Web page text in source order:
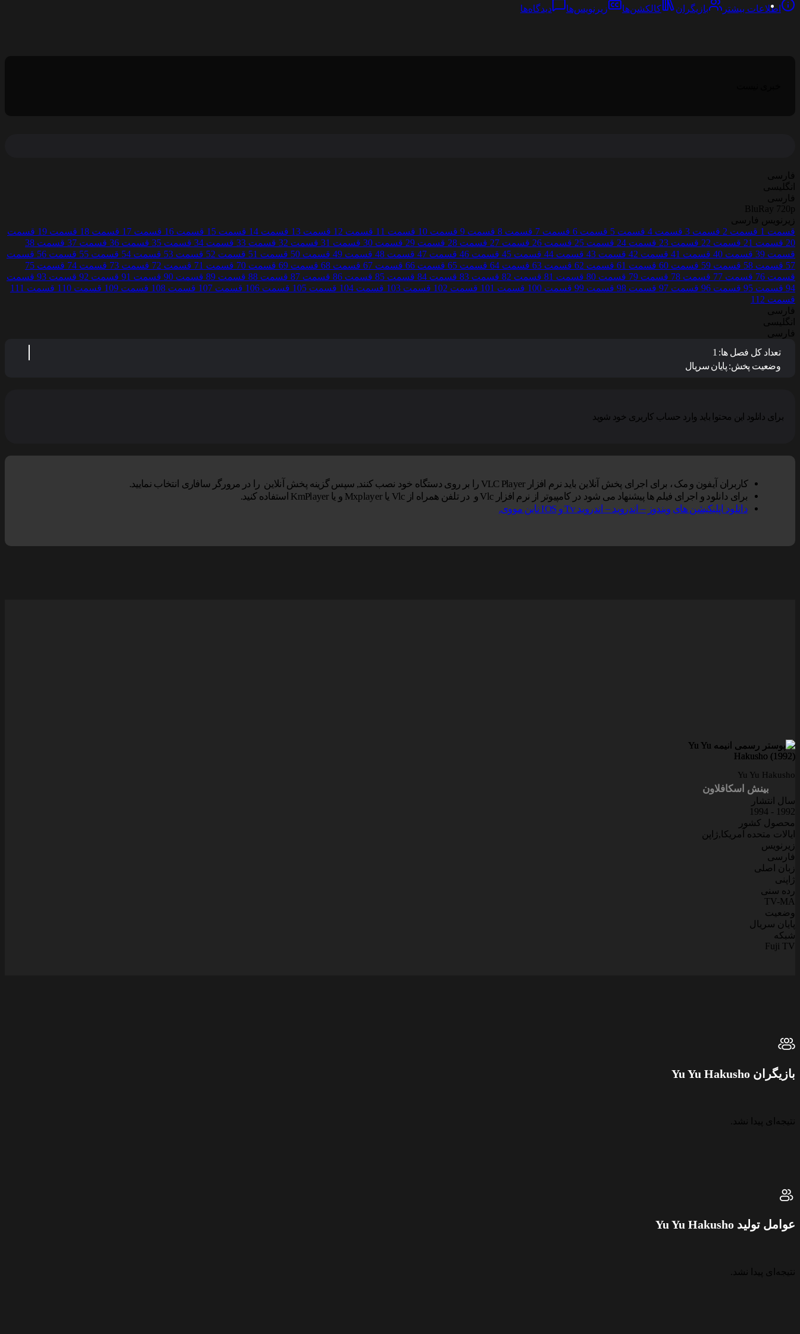
اطلاعات بیشتر بازیگران کالکشن‌ها زیرنویس‌ها دیدگاه‌ها
فارسی
انگلیسی
فارسی
BluRay 720p
زیرنویس فارسی
قسمت 1
قسمت 2 قسمت 3 قسمت 4 قسمت 5 قسمت 6 قسمت 7 قسمت 8 قسمت 9 قسمت 10 قسمت 11 قسمت 12 قسمت 13 قسمت 14 قسمت 15 قسمت 16 قسمت 17 قسمت 18 قسمت 19
قسمت
20 قسمت 21 قسمت 22 قسمت 23 قسمت 24 قسمت 25 قسمت 26 قسمت 27 قسمت 28 قسمت 29 قسمت 30 قسمت 31 قسمت 32 قسمت 33 قسمت 34 قسمت 35 قسمت 36 قسمت 37
قسمت 38
قسمت 39
قسمت 40 قسمت 41 قسمت 42 قسمت 43 قسمت 44 قسمت 45 قسمت 46 قسمت 47 قسمت 48 قسمت 49 قسمت 50 قسمت 51 قسمت 52 قسمت 53 قسمت 54 قسمت 55 قسمت 56
قسمت
57 قسمت 58 قسمت 59 قسمت 60 قسمت 61 قسمت 62 قسمت 63 قسمت 64 قسمت 65 قسمت 66 قسمت 67 قسمت 68 قسمت 69 قسمت 70 قسمت 71 قسمت 72 قسمت 73 قسمت 74
قسمت 75
قسمت 76
قسمت 77 قسمت 78 قسمت 79 قسمت 80 قسمت 81 قسمت 82 قسمت 83 قسمت 84 قسمت 85 قسمت 86 قسمت 87 قسمت 88 قسمت 89 قسمت 90 قسمت 91 قسمت 92 قسمت 93
قسمت
94 قسمت 95 قسمت 96 قسمت 97 قسمت 98 قسمت 99 قسمت 100 قسمت 101 قسمت 102 قسمت 103 قسمت 104 قسمت 105 قسمت 106 قسمت 107 قسمت 108 قسمت 109 قسمت 110
قسمت 111
قسمت 112
فارسی
انگلیسی
فارسی
تعداد کل فصل ها: 1
وضعیت پخش: پایان سریال
برای دانلود این محتوا باید وارد حساب کاربری خود شوید
کاربران آیفون و مک ، برای اجرای پخش آنلاین باید نرم افزار VLC Player را بر روی دستگاه خود نصب کنند, سپس گزینه پخش آنلاین را در مرورگر سافاری انتخاب نمایید.
برای دانلود و اجرای فیلم ها پیشنهاد می شود در کامپیوتر از نرم افزار Vlc و در تلفن همراه از Vlc یا Mxplayer و یا KmPlayer استفاده کنید.
دانلود اپلیکیشن های ویندوز – اندروید – اندروید Tv و IOS ناین مووی.
Yu Yu Hakusho
بینش اسکافلاون
سال انتشار
1992 - 1994
محصول کشور
ایالات متحده آمریکا,ژاپن
زیرنویس
فارسی
زبان اصلی
ژاپنی
رده سنی
TV-MA
وضعیت
پایان سریال
شبکه
Fuji TV
بازیگران Yu Yu Hakusho
نتیجه‌ای پیدا نشد.
عوامل تولید Yu Yu Hakusho
نتیجه‌ای پیدا نشد.